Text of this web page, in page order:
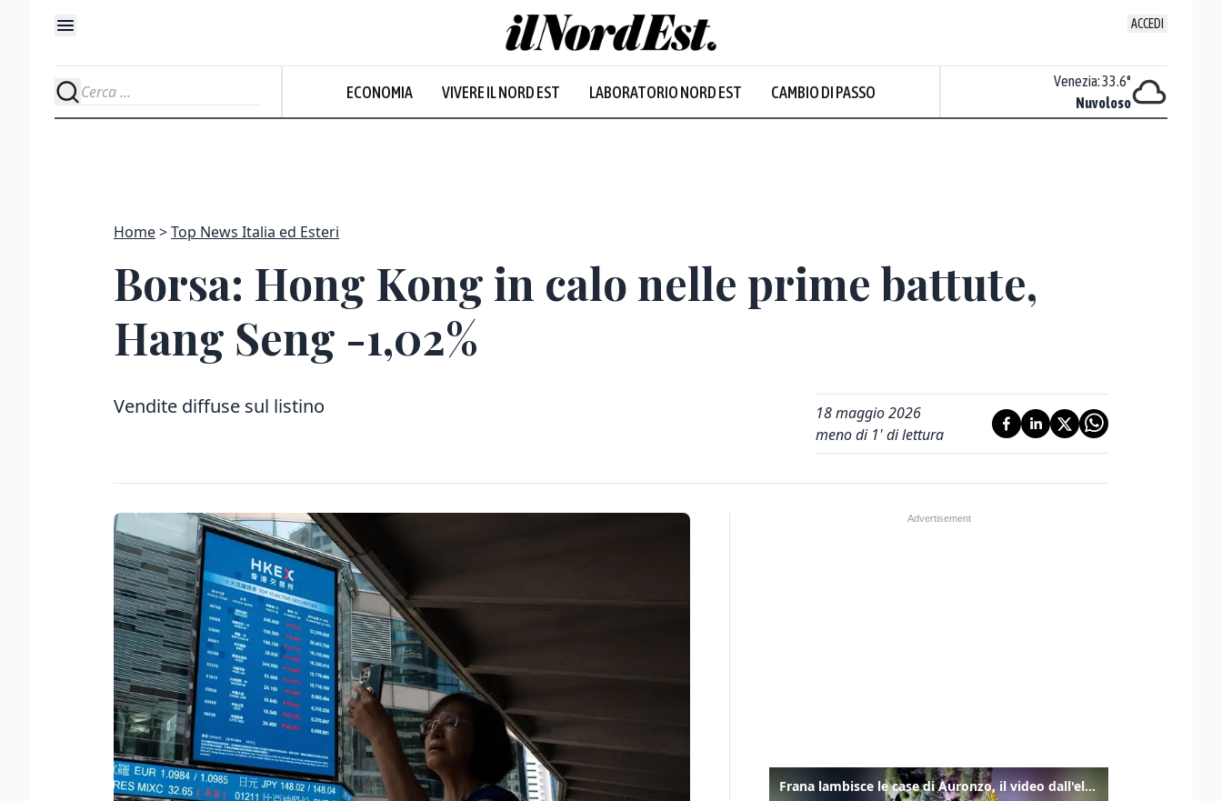
ACCEDI
ECONOMIA VIVERE IL NORD EST LABORATORIO NORD EST CAMBIO DI PASSO
Prevalentemente soleggiato
Venezia:33.6°
Nuvoloso
Home Top News Italia ed Esteri
Borsa: Hong Kong in calo nelle prime battute,
Hang Seng -1,02%
Vendite diffuse sul listino
18 maggio 2026
meno di 1' di lettura
Frana lambisce le case di Auronzo, il video dall'elicottero dei vigili del fuoco